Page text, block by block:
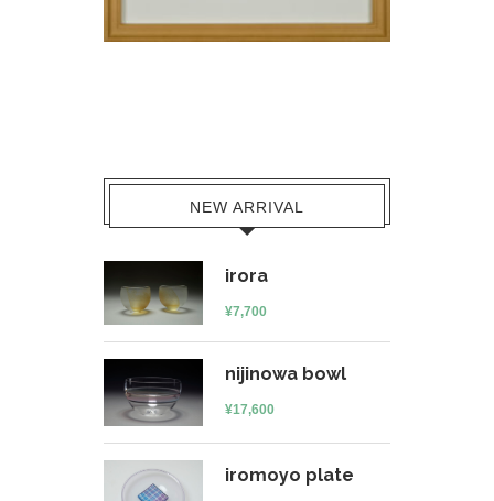
NEW ARRIVAL
irora
¥7,700
nijinowa bowl
¥17,600
iromoyo plate